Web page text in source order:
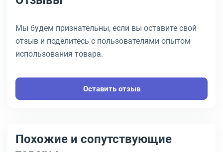
Мы будем признательны, если вы оставите свой
отзыв и поделитесь с пользователями опытом
использования товара.
Оставить отзыв
Похожие и сопутствующие